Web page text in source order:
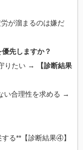
が溜まるのは嫌だ
先しますか？
りたい →
【診断結果
い合理性を求める →
る**【診断結果④】